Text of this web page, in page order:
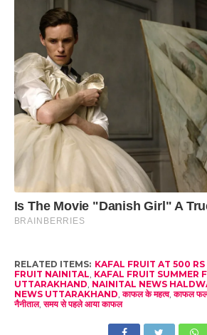
RELATED ITEMS: KAFAL FRUIT AT 500 RS
FRUIT NAINITAL KAFAL FRUIT SUMMER
UTTARAKHAND NAINITAL NEWS
NEWS UTTARAKHAND ,काफल के महत्व,काफल फल
नैनीताल,समय से पहले आया काफल